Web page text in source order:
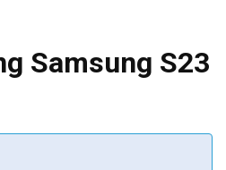
Samsung S23